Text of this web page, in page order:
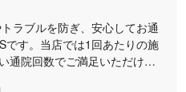
ラブルを防ぎ、安心してお通
です。当店では1回あたりの施
通院回数でご満足いただける